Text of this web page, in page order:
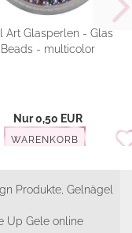
Art Glasperlen - Glas
Beads - multicolor
Nur 0,50 EUR
WARENKORB
Produkte, Gelnägel
Up Gele online